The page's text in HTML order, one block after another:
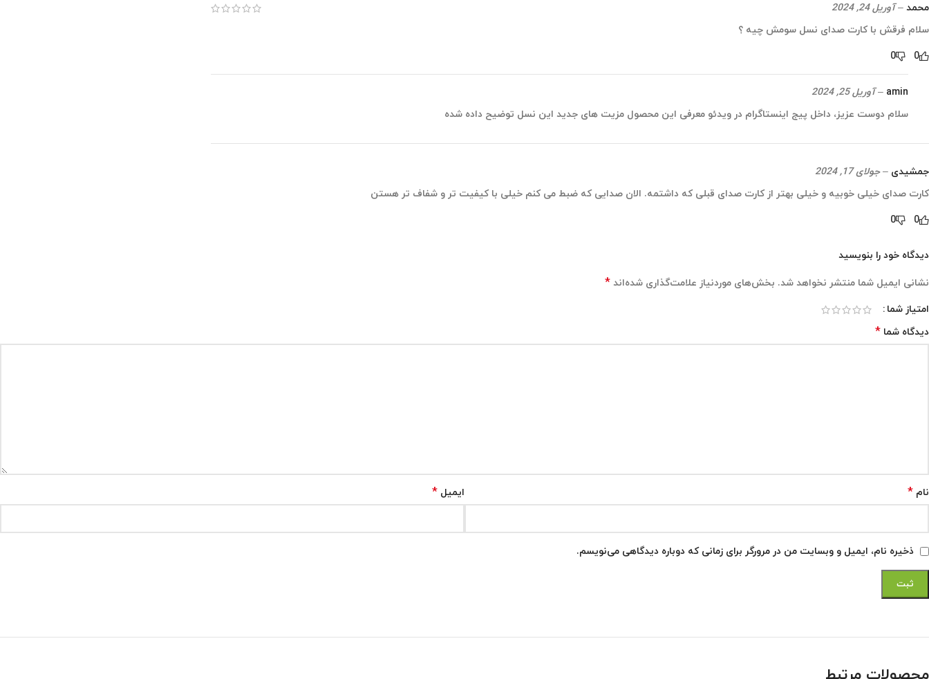
محمد – آوریل 24, 2024
سلام فرقش با کارت صدای نسل سومش چیه ؟
0
0
amin
– آوریل 25, 2024
سلام دوست عزیز، داخل پیج اینستاگرام در ویدئو معرفی این محصول مزیت های جدید این نسل توضیح داده شده
جمشیدی – جولای 17, 2024
کارت صدای خیلی خوبیه و خیلی بهتر از کارت صدای قبلی که داشتمه. الان صدایی که ضبط می کنم خیلی با کیفیت تر و شفاف تر هستن
0
0
دیدگاه خود را بنویسید
نشانی ایمیل شما منتشر نخواهد شد. بخش‌های موردنیاز علامت‌گذاری شده‌اند *
امتیاز شما
دیدگاه شما *
نام * ایمیل *
ذخیره نام، ایمیل و وبسایت من در مرورگر برای زمانی که دوباره دیدگاهی می‌نویسم.